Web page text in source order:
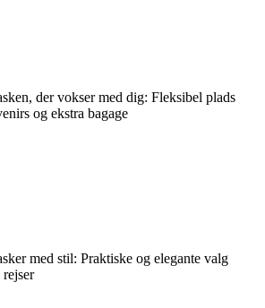
der vokser med dig: Fleksibel plads
og ekstra bagage
med stil: Praktiske og elegante valg